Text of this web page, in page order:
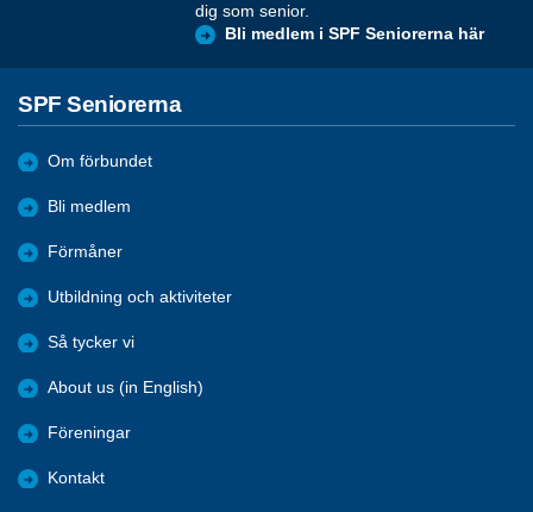
dig som senior.
Bli medlem i SPF Seniorerna här
SPF Seniorerna
Om förbundet
Bli medlem
Förmåner
Utbildning och aktiviteter
Så tycker vi
About us (in English)
Föreningar
Kontakt